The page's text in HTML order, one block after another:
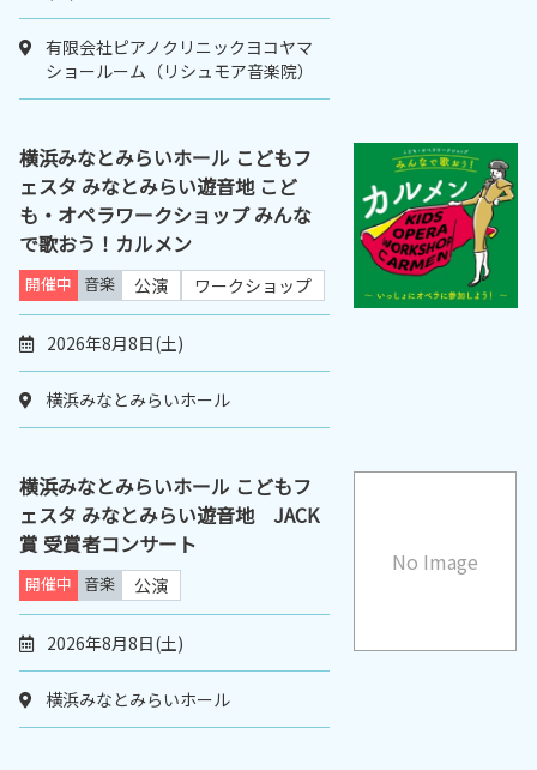
有限会社ピアノクリニックヨコヤマ
ショールーム（リシュモア音楽院）
横浜みなとみらいホール こどもフ
ェスタ みなとみらい遊音地 こど
も・オペラワークショップ みんな
で歌おう！カルメン
開催中 音楽 公演 ワークショップ
2026年8月8日(土)
横浜みなとみらいホール
No Image
横浜みなとみらいホール こどもフ
ェスタ みなとみらい遊音地 JACK
賞 受賞者コンサート
開催中 音楽 公演
2026年8月8日(土)
横浜みなとみらいホール